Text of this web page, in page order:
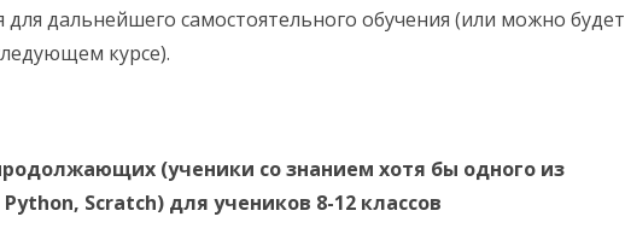
для дальнейшего самостоятельного обучения (или можно будет
курсе).
(ученики со знанием хотя бы одного из
Python, Scratch) для учеников 8-12 классов